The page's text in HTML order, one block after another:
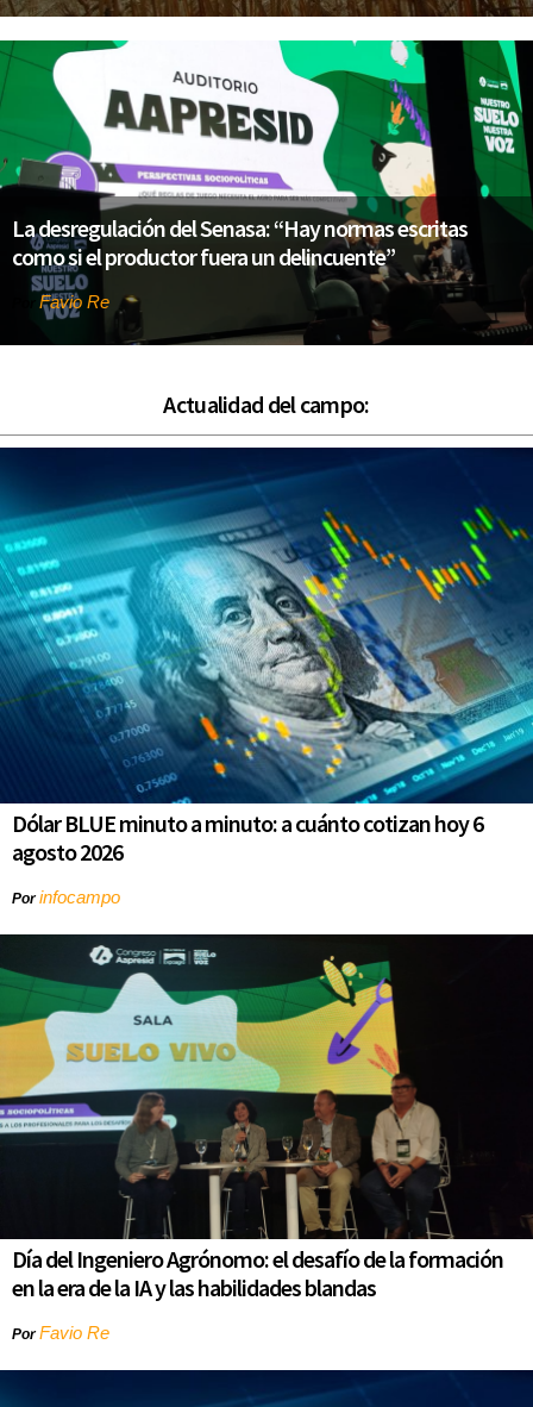
La desregulación del Senasa: “Hay normas escritas
como si el productor fuera un delincuente”
Favio Re
Actualidad del campo:
Dólar BLUE minuto a minuto: a cuánto cotizan hoy 6
agosto 2026
Porinfocampo
Día del Ingeniero Agrónomo: el desafío de la formación
en la era de la IA y las habilidades blandas
PorFavio Re